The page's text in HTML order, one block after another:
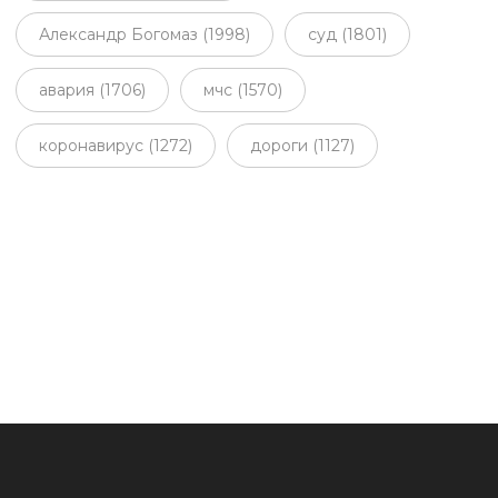
Александр Богомаз (1998) суд (1801)
авария (1706) мчс (1570)
коронавирус (1272) дороги (1127)